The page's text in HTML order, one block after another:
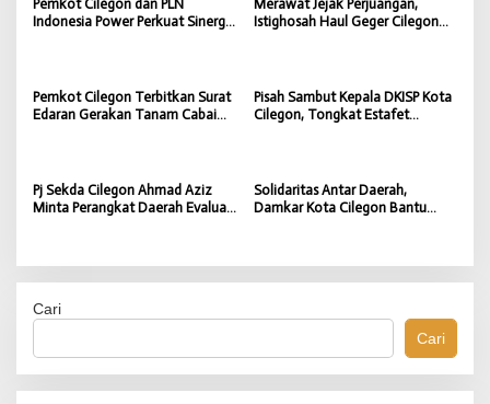
Pemkot Cilegon dan PLN
Indonesia Power Perkuat Sinergi
Merawat Jejak Perjuangan,
Istighosah Haul Geger Cilegon
Pemkot Cilegon Terbitkan Surat
Edaran Gerakan Tanam Cabai
Pisah Sambut Kepala DKISP Kota
Cilegon, Tongkat Estafet
Pj Sekda Cilegon Ahmad Aziz
Minta Perangkat Daerah Evaluasi
Solidaritas Antar Daerah,
Damkar Kota Cilegon Bantu
Cari
Cari